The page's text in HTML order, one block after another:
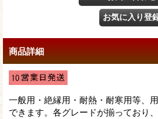
商品詳細
一般用・絶縁用・耐熱・耐寒用等、
できます。各グレードが揃っており